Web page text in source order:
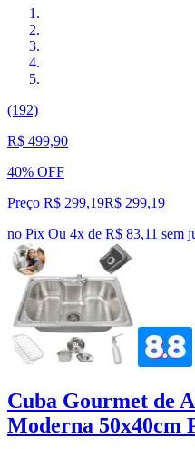
(192)
R$ 499,90
40% OFF
Preço R$ 299,19R$ 299,19
no Pix Ou 4x de R$ 83,11 sem
Cuba Gourmet de
Moderna 50x40cm